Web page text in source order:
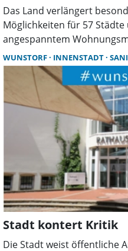
Das Land verlängert
Möglichkeiten für 57
angespanntem
auch Wunstorf. Kommunen
mobilisieren und den
schaffen.
WUNSTORF INNENSTADT
Stadt kontert Kritik
Die Stadt weist öffentliche